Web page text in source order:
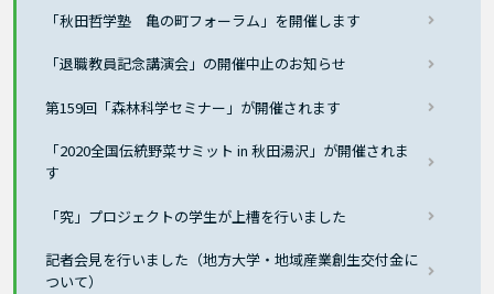
「秋田哲学塾 亀の町フォーラム」を開催します
「退職教員記念講演会」の開催中止のお知らせ
第159回「森林科学セミナー」が開催されます
「2020全国伝統野菜サミット in 秋田湯沢」が開催されま
す
「究」プロジェクトの学生が上槽を行いました
記者会見を行いました（地方大学・地域産業創生交付金に
ついて）